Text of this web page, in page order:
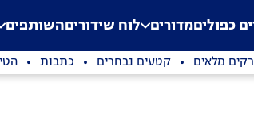
Application error: a
. כפוליםמדורים לוח שידוריםהשותפים
מלאים קטעים נבחרים כתבות